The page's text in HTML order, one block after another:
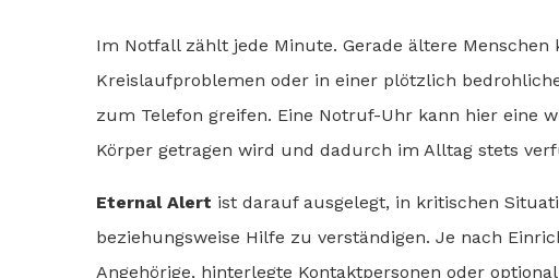
Im Notfall zählt jede Minute. Gerade ältere Menschen
Kreislaufproblemen oder in einer plötzlich
zum Telefon greifen. Eine Notruf-Uhr kann hier eine
Körper getragen wird und dadurch im Alltag stets
Eternal Alert ist darauf ausgelegt, in kritischen
beziehungsweise Hilfe zu verständigen. Je nach
Angehörige, hinterlegte Kontaktpersonen oder